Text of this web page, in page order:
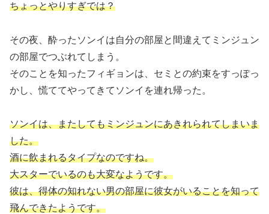
ちょっとやりすぎでは？
その夜、酔ったソンイは自分の部屋と間違えてミンジュン
の部屋でつぶれてしまう。
そのことを知ったフィギョンは、セミとの約束をすっぽっ
かし、慌ててやってきてソンイを連れ帰った。
ソンイは、またしてもミンジュンにあきれられてしまいま
した。
酒に飲まれるタイプなのですね。
大スターでいるのも大変なようです。
彼は、得体の知れない男の部屋に彼女がいることを知って
飛んできたようです。